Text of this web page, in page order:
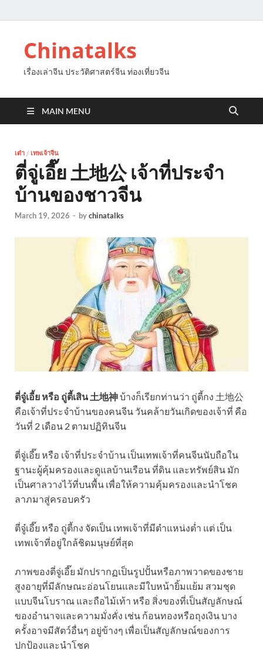
Chinatalks
เรื่องเล่าจีน ประวัติศาสตร์จีน ท่องเที่ยวจีน
MAIN MENU
เต๋า / เทพเจ้าจีน
ตี่จู่เอี๊ย 土地公 เจ้าที่ประจำ
บ้านของชาวจีน
March 19, 2026 - bychinatalks
ตี่จู๋เอี้ย หรือ ถู่ตี้เสิน 土地神บ้างก็เรียกท่านว่า ถู่ตี้กง 土地公
คือเจ้าที่ประจำบ้านของคนจีน วันคล้ายวันเกิดของเจ้าที่ คือ
วันที่ 2 เดือน 2 ตามปฏิทินจีน
ตี่จู่เอี๊ย หรือ เจ้าที่ประจำบ้าน เป็นเทพเจ้าที่คนจีนนับถือใน
ฐานะผู้คุ้มครองและดูแลบ้านเรือน ที่ดิน และทรัพย์สิน มัก
เป็นศาลวางไว้ที่บนพื้น เพื่อให้ความคุ้มครองและนำโชค
ลาภมาสู่ครอบครัว
ตี่จู๋เอี๊ย หรือ ถู่ตี้กง จัดเป็น เทพเจ้าที่มีตำแหน่งต่ำ แต่ เป็น
เทพเจ้าที่อยู่ใกล้ชิดมนุษย์ที่สุด
ภาพของตี่จู่เอี๊ย มักปรากฏเป็นรูปปั้นหรือภาพวาดของชาย
สูงอายุที่มีลักษณะอ่อนโยนและมีใบหน้ายิ้มแย้ม สวมชุด
แบบจีนโบราณ และถือไม้เท้า หรือ สิ่งของที่เป็นสัญลักษณ์
ของอำนาจและความมั่งคั่ง เช่น ก้อนทองหรือถุงเงิน บาง
ครั้งอาจมีสัตว์อื่นๆ อยู่ข้างๆ เพื่อเป็นสัญลักษณ์ของการ
ปกป้องและนำโชค